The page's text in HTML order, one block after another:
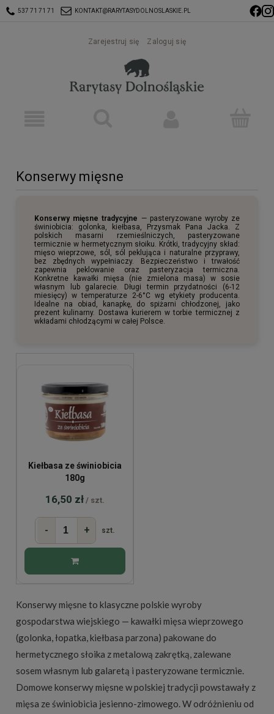
537 71 71 71 KONTAKT@RARYTASYDOLNOSLASKIE.PL
Zarejestruj się Zaloguj się
Konserwy mięsne
Konserwy mięsne tradycyjne — pasteryzowane wyroby ze
świniobicia: golonka, kiełbasa, Przysmak Pana Jacka. Z
polskich masarni rzemieślniczych, pasteryzowane
termicznie w hermetycznym słoiku. Krótki, tradycyjny skład:
mięso wieprzowe, sól, sól peklująca i naturalne przyprawy,
bez zbędnych wypełniaczy. Bezpieczeństwo i trwałość
zapewnia peklowanie oraz pasteryzacja termiczna.
Konkretne kawałki mięsa (nie zmielona masa) w sosie
własnym lub galarecie. Długi termin przydatności (6-12
miesięcy) w temperaturze 2-6°C wg etykiety producenta.
Idealne na obiad, kanapkę, do spiżarni chłodzonej, jako
prezent kulinarny. Dostawa kurierem w torbie termicznej z
wkładami chłodzącymi w całej Polsce.
Kiełbasa ze świniobicia
180g
16,50 zł / szt.
- + szt.
Konserwy mięsne to klasyczne polskie wyroby
gospodarstwa wiejskiego — kawałki mięsa wieprzowego
(golonka, łopatka, kiełbasa parzona) pakowane do
hermetycznego słoika z metalową zakrętką, zalewane
sosem własnym lub galaretą i pasteryzowane termicznie.
Domowe konserwy mięsne w polskiej tradycji powstawały z
mięsa ze świniobicia jesienno-zimowego. W odróżnieniu od